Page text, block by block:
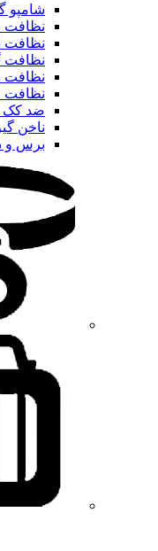
شامپو
نظافت
نظافت
نظافت
نظافت
نظافت
ضد کک
ناخن
برس و